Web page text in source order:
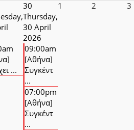
...
30
Thursday,
30 April
2026
09:00am
[Αθήνα]
Συγκέντ
...
07:00pm
[Αθήνα]
Συγκέντ
...
1 2 3